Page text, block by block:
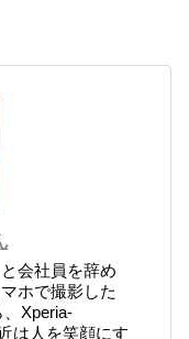
会社員を辞め
ホで撮影した
Xperia-
は人を笑顔にす